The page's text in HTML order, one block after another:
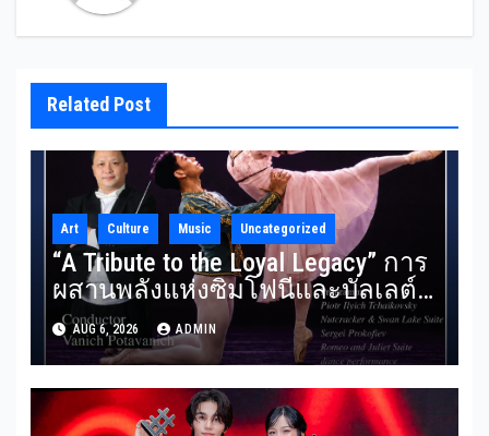
Related Post
Art Culture Music Uncategorized
“A Tribute to the Loyal Legacy” การ
ผสานพลังแห่งซิมโฟนีและบัลเลต์
RBSO ร่วม Bangkok City Ballet
ถ่ายทอดบทประพันธ์อมตะอย่าง
สง่างาม
AUG 6, 2026 ADMIN